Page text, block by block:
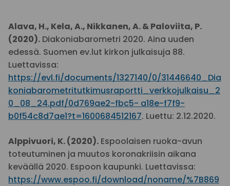
Alava, H., Kela, A., Nikkanen, A. & Paloviita, P.
(2020). Diakoniabarometri 2020. Aina uuden
edessä. Suomen ev.lut kirkon julkaisuja 88.
Luettavissa:
https://evl.fi/documents/1327140/0/31446640_Dia
koniabarometritutkimusraportti_verkkojulkaisu_2
0_08_24.pdf/0d769ae2-fbc5- a18e-f7f9-
b0f54c8d7ae1?t=1600684512167. Luettu: 2.12.2020.
Alppivuori, K. (2020). Espoolaisen ruoka-avun
toteutuminen ja muutos koronakriisin aikana
keväällä 2020. Espoon kaupunki. Luettavissa:
https://www.espoo.fi/download/noname/%7B869